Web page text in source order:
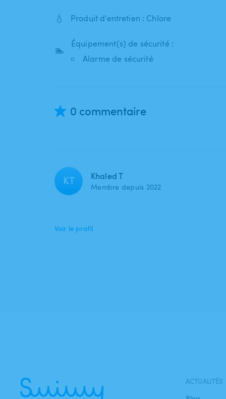
💧 Produit d'entretien : Chlore
🏊
Équipement(s) de sécurité :
Alarme de sécurité
0 commentaire
KT Khaled T
Membre depuis 2022
Voir le profil
ACTUALITÉS